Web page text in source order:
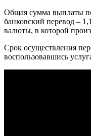
Общая сумма выплаты
банковский перевод –
валюты, в которой
Срок осуществления
воспользовавшись